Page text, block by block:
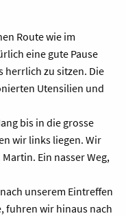
Route wie im
eine gute Pause
herrlich zu sitzen. Die
Utensilien und
bis in die grosse
wir links liegen. Wir
Ein nasser Weg,
unserem Eintreffen
fuhren wir hinaus nach